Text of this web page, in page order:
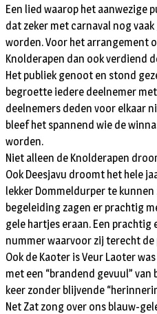
Een lied waarop het aanwezige
dat zeker met carnaval nog
worden. Voor het arrangement
Knolderapen dan ook verdiend
Het publiek genoot en stond
begroette iedere deelnemer
deelnemers deden voor elkaar
bleef het spannend wie de
worden.
Niet alleen de Knolderapen
Ook Deesjavu droomt het hele
lekker Dommeldurper te kunnen
begeleiding zagen er prachtig
gele hartjes eraan. Een
nummer waarvoor zij terecht
Ook de Kaoter is Veur Laoter
met een “brandend gevuul” van
keer zonder blijvende
Net Zat zong over ons blauw-